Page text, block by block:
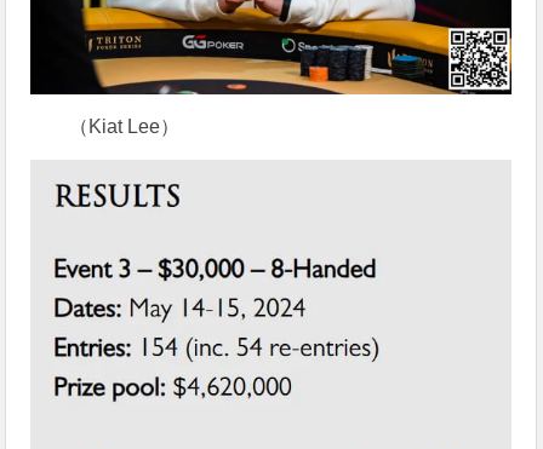
（Kiat Lee）